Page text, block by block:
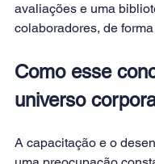
avaliações e uma
colaboradores, de
Como esse
universo
A capacitação e o